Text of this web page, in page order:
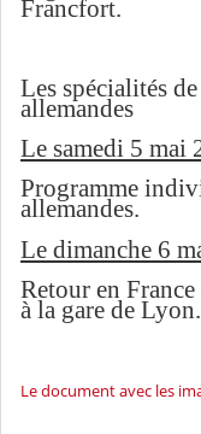
Francfort.
Les spécialités
allemandes
Le samedi 5 mai
Programme
allemandes.
Le dimanche 6
Retour en
à la gare de Lyon.
Le document avec les